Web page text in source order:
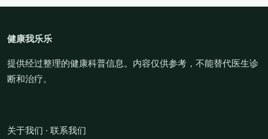
健康我乐乐
提供经过整理的健康科普信息。内容仅供参考，不能替代医生诊
断和治疗。
关于我们 · 联系我们